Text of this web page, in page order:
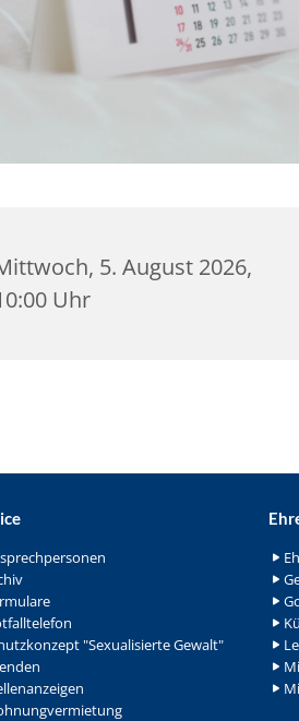
5. August 2026,
Uhr
"Sexualisierte Gewalt"